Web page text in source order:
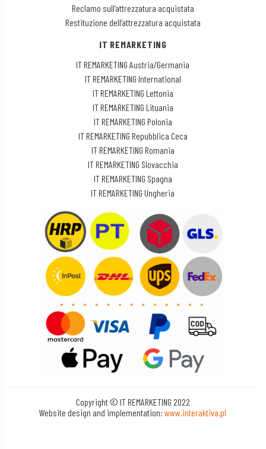
Reclamo sull’attrezzatura acquistata
Restituzione dell’attrezzatura acquistata
IT REMARKETING
IT REMARKETING Austria/Germania
IT REMARKETING International
IT REMARKETING Lettonia
IT REMARKETING Lituania
IT REMARKETING Polonia
IT REMARKETING Repubblica Ceca
IT REMARKETING Romania
IT REMARKETING Slovacchia
IT REMARKETING Spagna
IT REMARKETING Ungheria
Copyright © IT REMARKETING 2022
Website design and implementation:www.interaktiva.pl